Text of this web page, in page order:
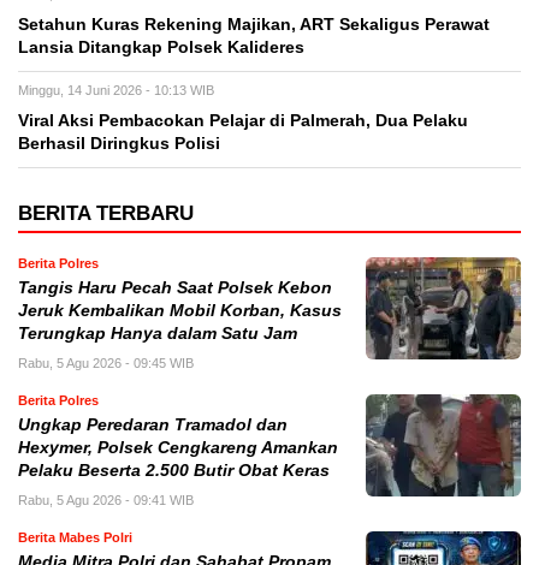
Setahun Kuras Rekening Majikan, ART Sekaligus Perawat
Lansia Ditangkap Polsek Kalideres
Minggu, 14 Juni 2026 - 10:13 WIB
Viral Aksi Pembacokan Pelajar di Palmerah, Dua Pelaku
Berhasil Diringkus Polisi
BERITA TERBARU
Berita Polres
Tangis Haru Pecah Saat Polsek Kebon
Jeruk Kembalikan Mobil Korban, Kasus
Terungkap Hanya dalam Satu Jam
Rabu, 5 Agu 2026 - 09:45 WIB
Berita Polres
Ungkap Peredaran Tramadol dan
Hexymer, Polsek Cengkareng Amankan
Pelaku Beserta 2.500 Butir Obat Keras
Rabu, 5 Agu 2026 - 09:41 WIB
Berita Mabes Polri